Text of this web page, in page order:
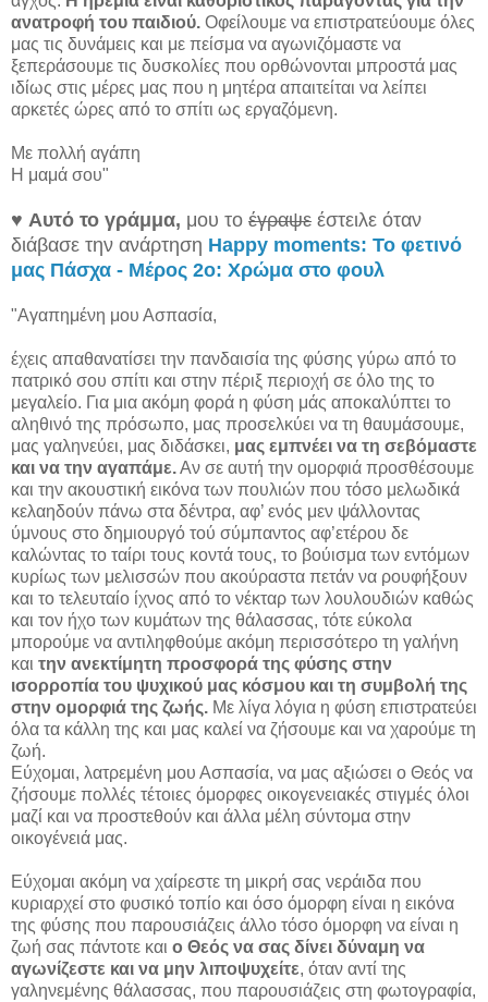
ανατροφή του παιδιού. Οφείλουμε να επιστρατεύουμε όλες
μας τις δυνάμεις και με πείσμα να αγωνιζόμαστε να
ξεπεράσουμε τις δυσκολίες που ορθώνονται μπροστά μας
ιδίως στις μέρες μας που η μητέρα απαιτείται να λείπει
αρκετές ώρες από το σπίτι ως εργαζόμενη.
Με πολλή αγάπη
Η μαμά σου"
♥ Αυτό το γράμμα, μου το έγραψε έστειλε όταν
διάβασε την ανάρτηση Happy moments: Το φετινό
μας Πάσχα - Μέρος 2ο: Χρώμα στο φουλ
"Αγαπημένη μου Ασπασία,
έχεις απαθανατίσει την πανδαισία της φύσης γύρω από το
πατρικό σου σπίτι και στην πέριξ περιοχή σε όλο της το
μεγαλείο. Για μια ακόμη φορά η φύση μάς αποκαλύπτει το
αληθινό της πρόσωπο, μας προσελκύει να τη θαυμάσουμε,
μας γαληνεύει, μας διδάσκει, μας εμπνέει να τη σεβόμαστε
και να την αγαπάμε.Αν σε αυτή την ομορφιά προσθέσουμε
και την ακουστική εικόνα των πουλιών που τόσο μελωδικά
κελαηδούν πάνω στα δέντρα, αφ’ ενός μεν ψάλλοντας
ύμνους στο δημιουργό τού σύμπαντος αφ’ετέρου δε
καλώντας το ταίρι τους κοντά τους, το βούισμα των εντόμων
κυρίως των μελισσών που ακούραστα πετάν να ρουφήξουν
και το τελευταίο ίχνος από το νέκταρ των λουλουδιών καθώς
και τον ήχο των κυμάτων της θάλασσας, τότε εύκολα
μπορούμε να αντιληφθούμε ακόμη περισσότερο τη γαλήνη
και την ανεκτίμητη προσφορά της φύσης στην
ισορροπία του ψυχικού μας κόσμου και τη συμβολή της
στην ομορφιά της ζωής. Με λίγα λόγια η φύση επιστρατεύει
όλα τα κάλλη της και μας καλεί να ζήσουμε και να χαρούμε τη
ζωή.
Εύχομαι, λατρεμένη μου Ασπασία, να μας αξιώσει ο Θεός να
ζήσουμε πολλές τέτοιες όμορφες οικογενειακές στιγμές όλοι
μαζί και να προστεθούν και άλλα μέλη σύντομα στην
οικογένειά μας.
Εύχομαι ακόμη να χαίρεστε τη μικρή σας νεράιδα που
κυριαρχεί στο φυσικό τοπίο και όσο όμορφη είναι η εικόνα
της φύσης που παρουσιάζεις άλλο τόσο όμορφη να είναι η
ζωή σας πάντοτε και ο Θεός να σας δίνει δύναμη να
αγωνίζεστε και να μην λιποψυχείτε, όταν αντί της
γαληνεμένης θάλασσας, που παρουσιάζεις στη φωτογραφία,